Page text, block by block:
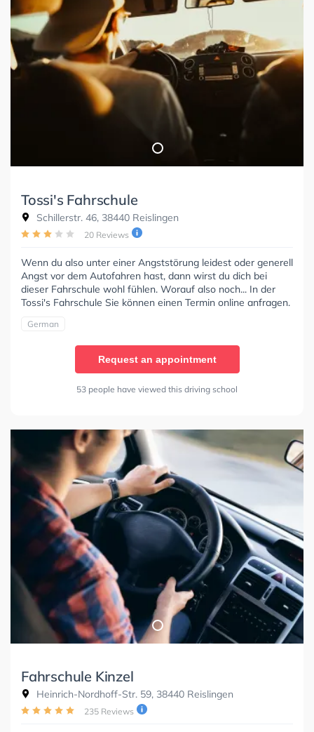
Tossi's Fahrschule
Schillerstr. 46, 38440 Reislingen
20 Reviews
Wenn du also unter einer Angststörung leidest oder generell
Angst vor dem Autofahren hast, dann wirst du dich bei
dieser Fahrschule wohl fühlen. Worauf also noch... In der
Tossi's Fahrschule Sie können einen Termin online anfragen.
German
Request an appointment
53 people have viewed this driving school
Fahrschule Kinzel
Heinrich-Nordhoff-Str. 59, 38440 Reislingen
235 Reviews